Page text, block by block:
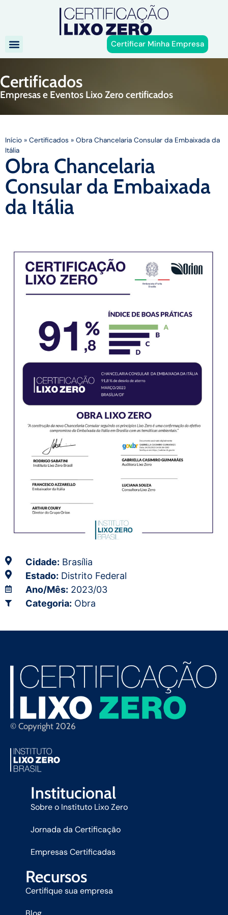
Certificar Minha Empresa
Certificados
Empresas e Eventos Lixo Zero certificados
Início » Certificados » Obra Chancelaria Consular da Embaixada da
Itália
Obra Chancelaria
Consular da Embaixada
da Itália
Cidade: Brasília
Estado: Distrito Federal
Ano/Mês: 2023/03
Categoria: Obra
© Copyright 2026
Institucional
Sobre o Instituto Lixo Zero
Jornada da Certificação
Empresas Certificadas
Recursos
Certifique sua empresa